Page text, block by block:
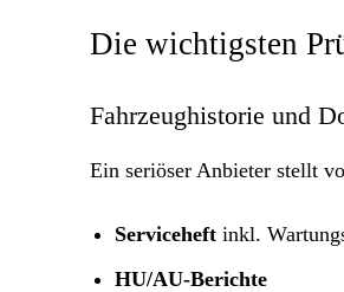
Die wichtigsten
Fahrzeughistorie und
Ein seriöser Anbieter stellt
Serviceheft inkl.
HU/AU-Berichte